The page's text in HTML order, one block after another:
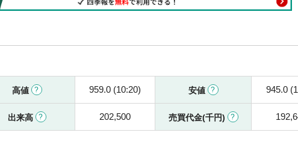
高値 959.0 (10:20) 安値 945.0
出来高 202,500 売買代金(千円)